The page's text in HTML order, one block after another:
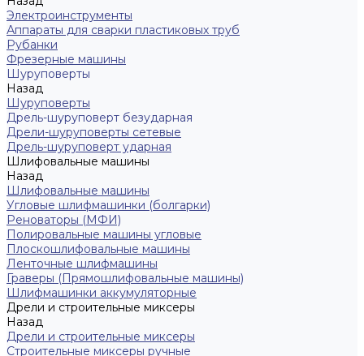
Электроинструменты
Аппараты для сварки пластиковых труб
Рубанки
Фрезерные машины
Шуруповерты
Назад
Шуруповерты
Дрель-шуруповерт безударная
Дрели-шуруповерты сетевые
Дрель-шуруповерт ударная
Шлифовальные машины
Назад
Шлифовальные машины
Угловые шлифмашинки (болгарки)
Реноваторы (МФИ)
Полировальные машины угловые
Плоскошлифовальные машины
Ленточные шлифмашины
Граверы (Прямошлифовальные машины)
Шлифмашинки аккумуляторные
Дрели и строительные миксеры
Назад
Дрели и строительные миксеры
Строительные миксеры ручные